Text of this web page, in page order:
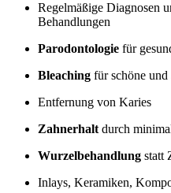
Regelmäßige Diagnosen
Behandlungen
Parodontologie für
Bleaching für schöne und
Entfernung von Karies
Zahnerhalt durch
Wurzelbehandlung statt
Inlays, Keramiken,